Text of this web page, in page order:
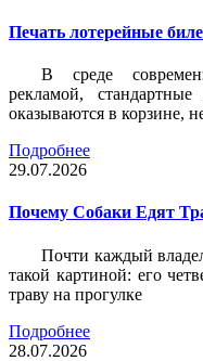
Печать лотерейные
В среде
рекламой,
оказываются в корзине,
Подробнее
29.07.2026
Почему Собаки Едят
Почти каждый
такой картиной: его
траву на прогулке
Подробнее
28.07.2026